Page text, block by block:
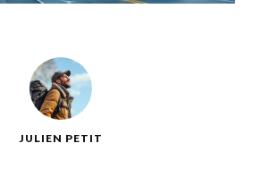
JULIEN PETIT